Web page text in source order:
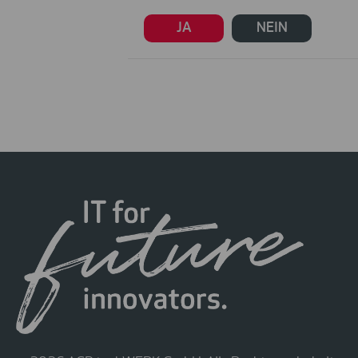
JA NEIN